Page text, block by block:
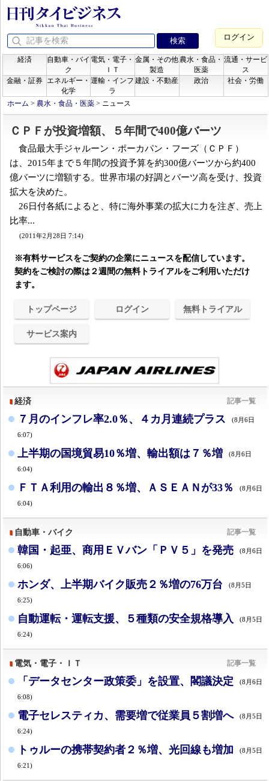
ログイン
経済
自動車・バイ
ク
電気・電子・
ＩＴ
金属・その他
製造
農水・食品・
医薬
流通・サービ
ス
金融・証券
エネルギー・
化学
運輸・インフ
ラ
建設・不動産 政治 社会・労働
ホーム > 農水・食品・医薬 > ニュース
ＣＰＦが投資増額、５年間で400億バーツ
食品最大手ジャルーン・ポーカパン・フーズ（ＣＰＦ）
は、2015年まで５年間の投資予算を約300億バーツから約400
億バーツに増額する。世界市場の好調とバーツ高を受け、投資
拡大を決めた。
26日付各紙によると、特に海外事業の拡大に力を注ぎ、売上
比率...
(2011年2月28日 7:14)
※有料サービスをご契約の企業にニュースを配信しています。
契約をご検討の際は２週間の無料トライアルをご利用いただけ
ます。
トップページ ログイン 無料トライアル
サービス案内
経済 記事一覧
７月のインフレ率2.0％、４カ月連続プラス (8月6日
6:07)
上半期の国境貿易10％増、輸出額は７％増 (8月6日
6:04)
ＦＴＡ利用の輸出８％増、ＡＳＥＡＮが33％ (8月6日
6:04)
自動車・バイク 記事一覧
韓国・起亜、商用ＥＶバン「ＰＶ５」を発売 (8月6日
6:06)
ホンダ、上半期バイク販売２％増の76万台 (8月5日
6:25)
自動運転・運転支援、５種類の安全規格導入 (8月5日
6:24)
電気・電子・ＩＴ 記事一覧
「データセンター政策委」を設置、閣議決定 (8月6日
6:08)
電子セレスティカ、需要増で従業員５割増へ (8月5日
6:24)
トゥルーの携帯契約者２％増、光回線も増加 (8月5日
6:21)